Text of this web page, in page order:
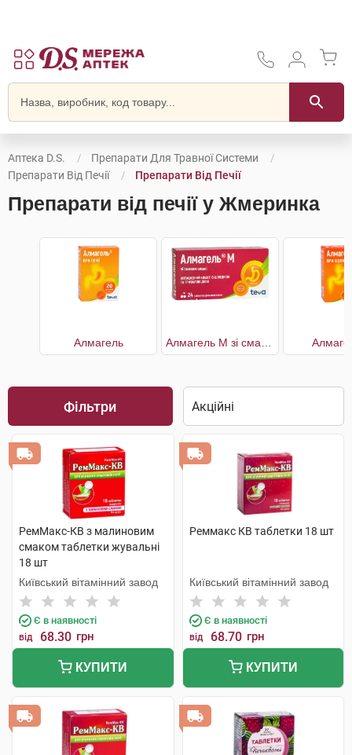
Аптека D.S.
Препарати Для Травної Системи
Препарати Від Печії
Препарати Від Печії
Препарати від печії у Жмеринка
Алмагель
Фільтри
РемМакс-КВ з малиновим
смаком таблетки жувальні
18 шт
Київський вітамінний завод
Є в наявності
від 68.30 грн
КУПИТИ
Реммакс КВ таблетки 18 шт
Київський вітамінний завод
Є в наявності
від 68.70 грн
КУПИТИ